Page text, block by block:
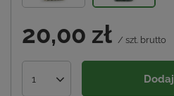
20,00 zł / szt. brutto
1